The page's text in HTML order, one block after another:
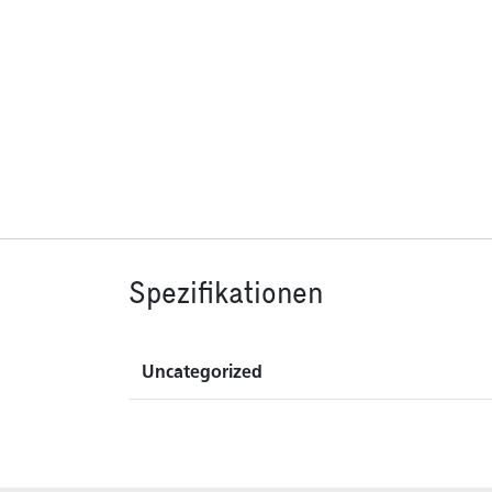
Spezifikationen
Uncategorized